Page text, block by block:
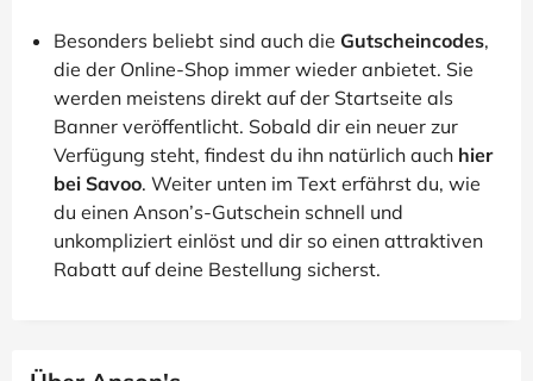
Besonders beliebt sind auch die Gutscheincodes,
die der Online-Shop immer wieder anbietet. Sie
werden meistens direkt auf der Startseite als
Banner veröffentlicht. Sobald dir ein neuer zur
Verfügung steht, findest du ihn natürlich auch hier
bei Savoo. Weiter unten im Text erfährst du, wie
du einen Anson’s-Gutschein schnell und
unkompliziert einlöst und dir so einen attraktiven
Rabatt auf deine Bestellung sicherst.